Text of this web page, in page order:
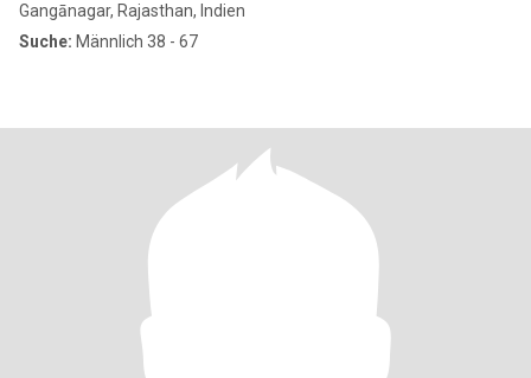
Gangānagar, Rajasthan, Indien
Suche: Männlich 38 - 67